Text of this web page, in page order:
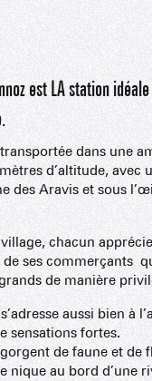
est LA station
dans une
d’altitude, avec
des Aravis et sous
chacun
de ses commerçants
de manière
aussi bien à
sensations fortes.
de faune et de
nique au bord d’une